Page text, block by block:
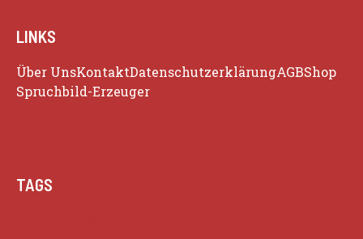
LINKS
Über UnsKontaktDatenschutzerklärungAGBShop
Spruchbild-Erzeuger
TAGS